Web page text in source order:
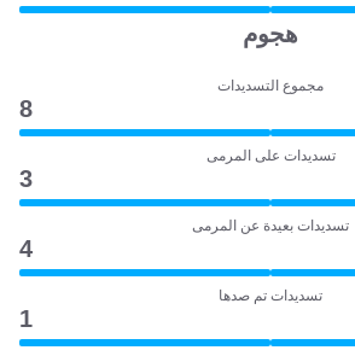
هجوم
مجموع التسديدات
8
تسديدات على المرمى
3
تسديدات بعيدة عن المرمى
4
تسديدات تم صدها
1